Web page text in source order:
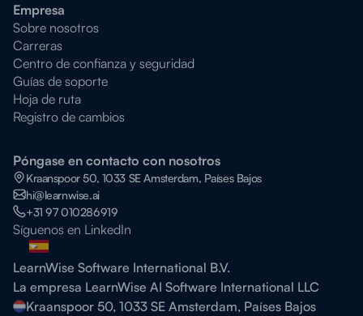
Empresa
Sobre nosotros
Carreras
Centro de confianza y seguridad
Guías de soporte
Hoja de ruta
Registro de cambios
Póngase en contacto con nosotros
Kraanspoor 50, 1033 SE Amsterdam, Países Bajos
hi@learnwise.ai
+31 97 010286919
Síguenos en LinkedIn
LearnWise Software International B.V.
La empresa LearnWise AI Software International LLC
Kraanspoor 50, 1033 SE Amsterdam, Países Bajos